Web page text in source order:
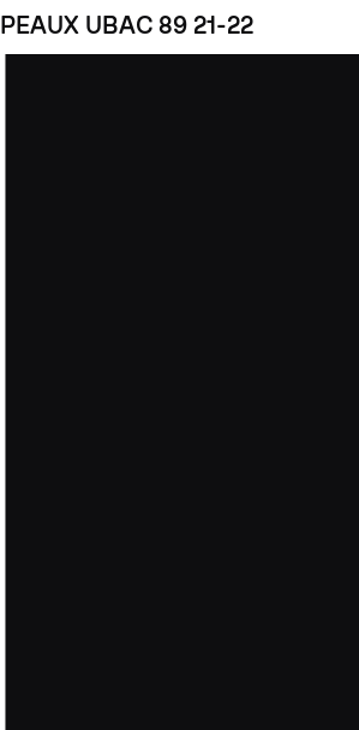
PEAUX UBAC 89 21-22